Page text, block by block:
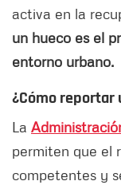
activa en la
un hueco es el
entorno urbano.
¿Cómo reportar
La
permiten que el
competentes y